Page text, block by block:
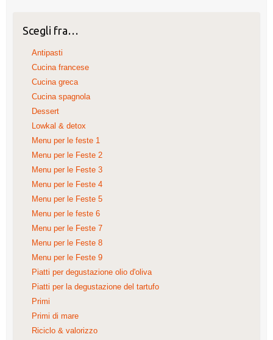
Scegli fra…
Antipasti
Cucina francese
Cucina greca
Cucina spagnola
Dessert
Lowkal & detox
Menu per le feste 1
Menu per le Feste 2
Menu per le Feste 3
Menu per le Feste 4
Menu per le Feste 5
Menu per le feste 6
Menu per le Feste 7
Menu per le Feste 8
Menu per le Feste 9
Piatti per degustazione olio d'oliva
Piatti per la degustazione del tartufo
Primi
Primi di mare
Riciclo & valorizzo